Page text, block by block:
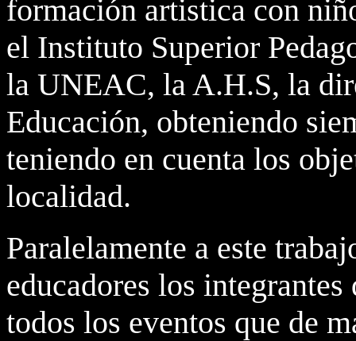
formación artistica con
el Instituto Superior
la UNEAC, la A.H.S, la
Educación, obteniendo
teniendo en cuenta los
localidad.
Paralelamente a este
educadores los integrantes
todos los eventos que de